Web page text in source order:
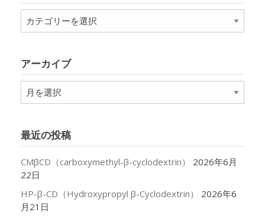
テ
ー
アーカイブ
ア
ー
ブ
最近の投稿
CMβCD（carboxymethyl-β-cyclodextrin）
2026年6月
22日
HP-β-CD（Hydroxypropyl β-Cyclodextrin）
2026年6
月21日